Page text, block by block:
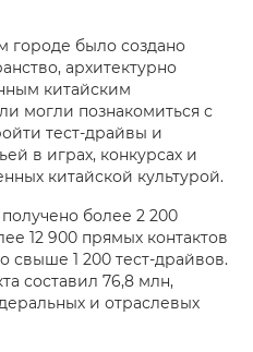
городе было создано
архитектурно
китайским
могли познакомиться с
тест-драйвы и
в играх, конкурсах и
китайской культурой.
более 2 200
12 900 прямых контактов
свыше 1 200 тест-драйвов.
составил 76,8 млн,
и отраслевых